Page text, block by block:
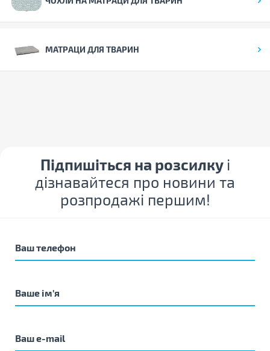
МАТРАЦИ ДЛЯ ТВАРИН
Підпишіться на розсилку і
дізнавайтеся про новини та
розпродажі першим!